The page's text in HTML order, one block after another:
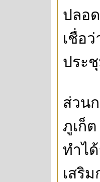
ปลอ
เชื่อ
ประ
ส่วน
ภูเก็
ทำไ
เสริ